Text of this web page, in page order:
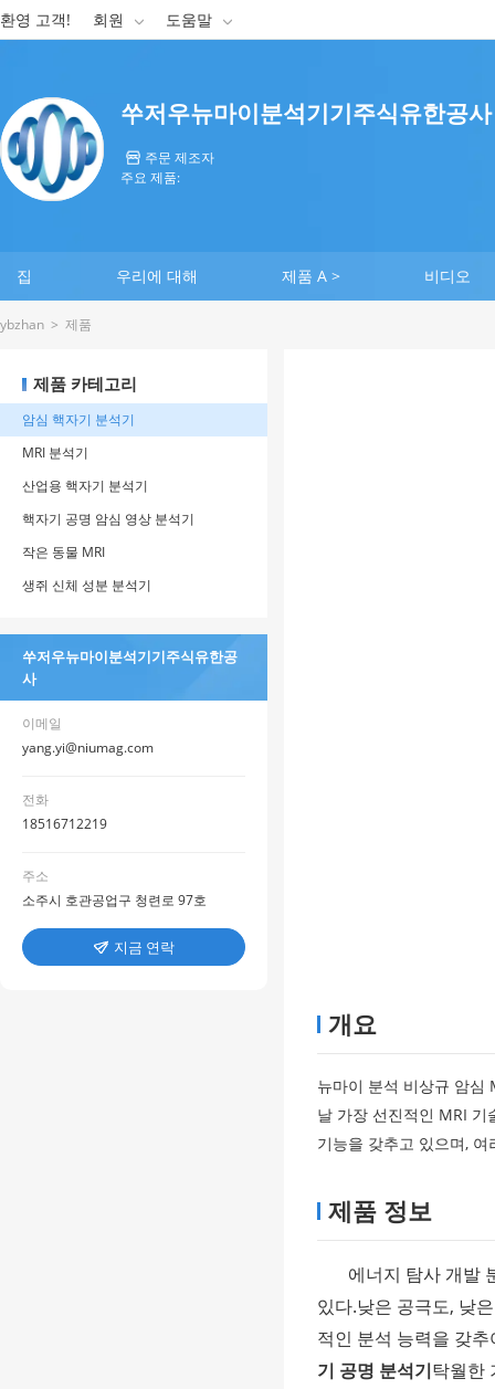
환영 고객! 회원  도움말 
쑤저우뉴마이분석기기주식유한공사
 주문 제조자
주요 제품:
집 우리에 대해 제품 A > 비디오
ybzhan > 제품
제품 카테고리
암심 핵자기 분석기
MRI 분석기
산업용 핵자기 분석기
핵자기 공명 암심 영상 분석기
작은 동물 MRI
생쥐 신체 성분 분석기
쑤저우뉴마이분석기기주식유한공
사
이메일
yang.yi@niumag.com
전화
18516712219
주소
소주시 호관공업구 청련로 97호
 지금 연락
개요
뉴마이 분석 비상규 암심
날 가장 선진적인 MRI
기능을 갖추고 있으며,
제품 정보
에너지 탐사 개발
있다.낮은 공극도, 낮
적인 분석 능력을 갖
기 공명 분석기탁월한